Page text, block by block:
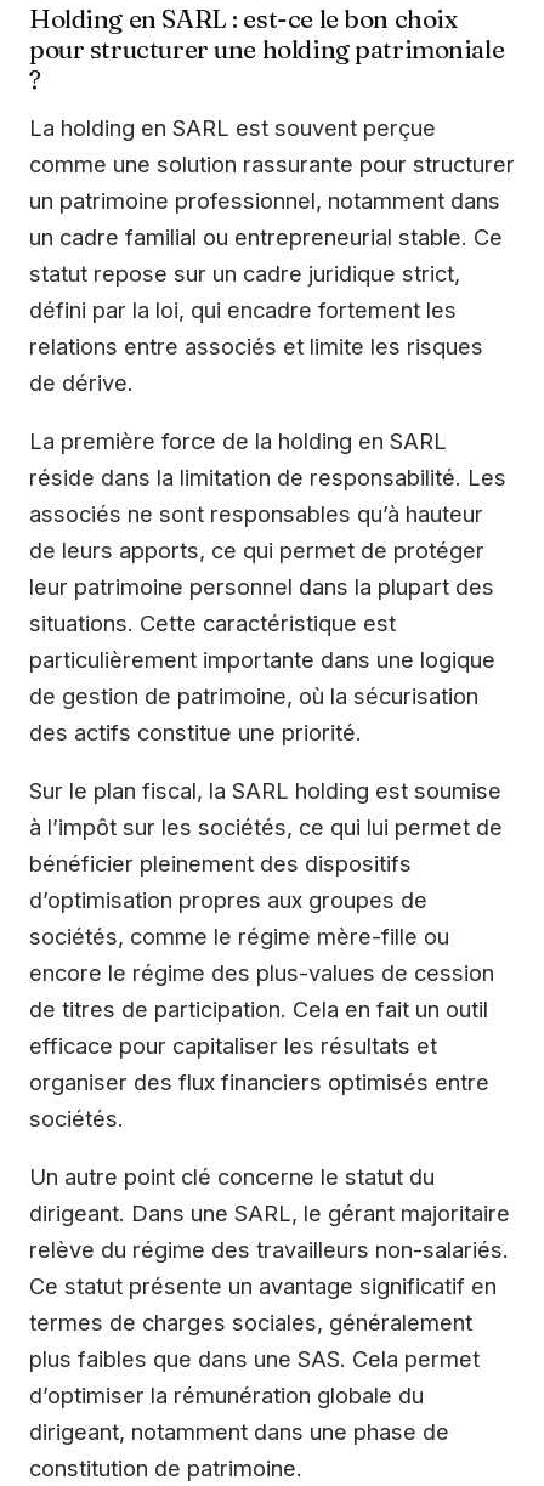
Holding en SARL : est-ce le bon choix
pour structurer une holding patrimoniale
?
La holding en SARL est souvent perçue
comme une solution rassurante pour structurer
un patrimoine professionnel, notamment dans
un cadre familial ou entrepreneurial stable. Ce
statut repose sur un cadre juridique strict,
défini par la loi, qui encadre fortement les
relations entre associés et limite les risques
de dérive.
La première force de la holding en SARL
réside dans la limitation de responsabilité. Les
associés ne sont responsables qu’à hauteur
de leurs apports, ce qui permet de protéger
leur patrimoine personnel dans la plupart des
situations. Cette caractéristique est
particulièrement importante dans une logique
de gestion de patrimoine, où la sécurisation
des actifs constitue une priorité.
Sur le plan fiscal, la SARL holding est soumise
à l’impôt sur les sociétés, ce qui lui permet de
bénéficier pleinement des dispositifs
d’optimisation propres aux groupes de
sociétés, comme le régime mère-fille ou
encore le régime des plus-values de cession
de titres de participation. Cela en fait un outil
efficace pour capitaliser les résultats et
organiser des flux financiers optimisés entre
sociétés.
Un autre point clé concerne le statut du
dirigeant. Dans une SARL, le gérant majoritaire
relève du régime des travailleurs non-salariés.
Ce statut présente un avantage significatif en
termes de charges sociales, généralement
plus faibles que dans une SAS. Cela permet
d’optimiser la rémunération globale du
dirigeant, notamment dans une phase de
constitution de patrimoine.